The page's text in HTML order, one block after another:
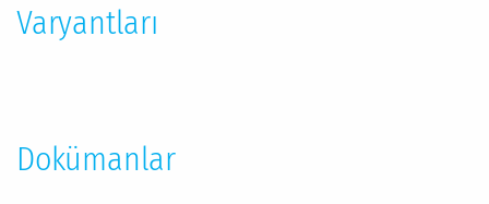
Varyantları
Dokümanlar